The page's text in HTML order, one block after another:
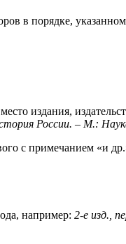
в порядке,
издания,
России. – М.:
с примечанием «и
например: 2-е изд.,